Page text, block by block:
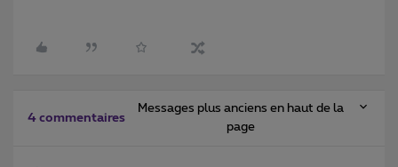
4 commentaires
Messages plus anciens en haut de la
page